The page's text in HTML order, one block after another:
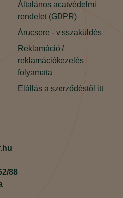
Általános adatvédelmi
rendelet (GDPR)
Árucsere - visszaküldés
Reklamáció /
reklamációkezelés
folyamata
Elállás a szerződéstől itt
88